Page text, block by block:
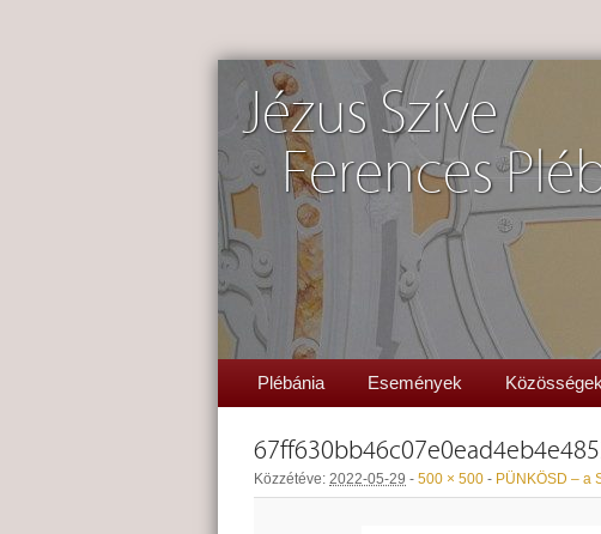
Jézus Szíve
Ferences
Plébánia Események Közösségek
Közzétéve: 2022-05-29 - 500 × 500 - PÜNKÖSD – a